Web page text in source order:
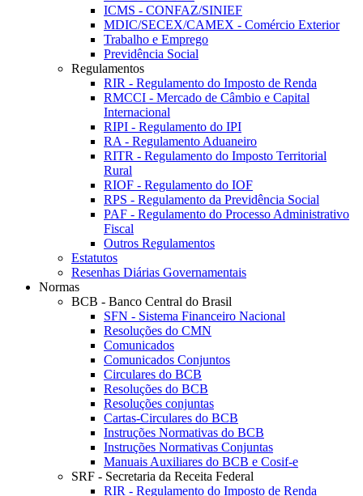
ICMS - CONFAZ/SINIEF
MDIC/SECEX/CAMEX - Comércio Exterior
Trabalho e Emprego
Previdência Social
Regulamentos
RIR - Regulamento do Imposto de Renda
RMCCI - Mercado de Câmbio e Capital
Internacional
RIPI - Regulamento do IPI
RA - Regulamento Aduaneiro
RITR - Regulamento do Imposto Territorial
Rural
RIOF - Regulamento do IOF
RPS - Regulamento da Previdência Social
PAF - Regulamento do Processo Administrativo
Fiscal
Outros Regulamentos
Estatutos
Resenhas Diárias Governamentais
Normas
BCB - Banco Central do Brasil
SFN - Sistema Financeiro Nacional
Resoluções do CMN
Comunicados
Comunicados Conjuntos
Circulares do BCB
Resoluções do BCB
Resoluções conjuntas
Cartas-Circulares do BCB
Instruções Normativas do BCB
Instruções Normativas Conjuntas
Manuais Auxiliares do BCB e Cosif-e
SRF - Secretaria da Receita Federal
RIR - Regulamento do Imposto de Renda